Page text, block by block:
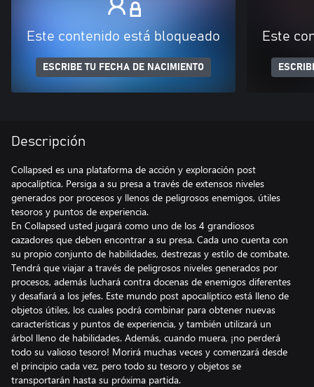
Este contenido está bloqueado
ESCRIBE TU FECHA DE NACIMIENTO
Este
Descripción
Collapsed es una plataforma de acción y exploración post
apocalíptica. Persiga a su presa a través de extensos niveles
generados por procesos y llenos de peligrosos enemigos, útiles
tesoros y puntos de experiencia.
En Collapsed usted jugará como uno de los 4 grandiosos
cazadores que deben encontrar a su presa. Cada uno cuenta con
su propio conjunto de habilidades, destrezas y estilo de combate.
Tendrá que viajar a través de peligrosos niveles generados por
procesos, además luchará contra docenas de enemigos diferentes
y desafiará a los jefes. Este mundo post apocalíptico está lleno de
objetos útiles, los cuales podrá combinar para obtener nuevas
características y puntos de experiencia, y también utilizará un
árbol lleno de habilidades. Además, cuando muera, ¡no perderá
todo su valioso tesoro! Morirá muchas veces y comenzará desde
el principio cada vez, pero todo su tesoro y objetos se
transportarán hasta su próxima partida.